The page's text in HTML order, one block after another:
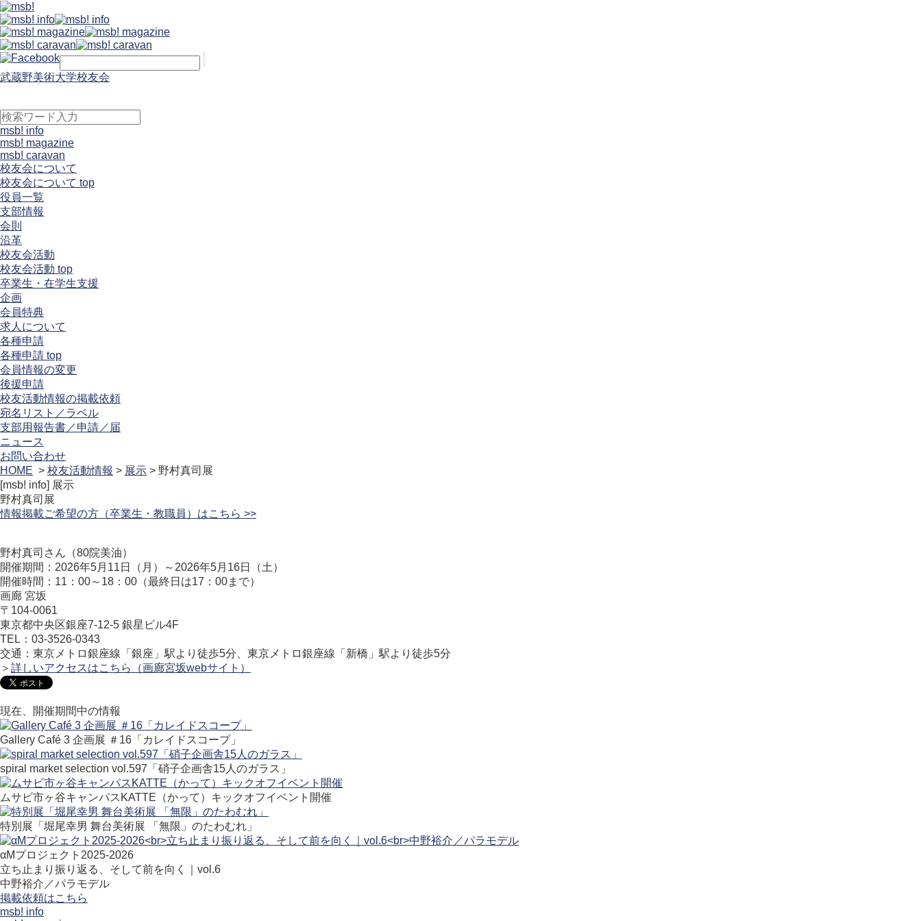
武蔵野美術大学校友会
msb! info
msb! magazine
msb! caravan
校友会について
校友会について top
役員一覧
支部情報
会則
沿革
校友会活動
校友会活動 top
卒業生・在学生支援
企画
会員特典
求人について
各種申請
各種申請 top
会員情報の変更
後援申請
校友活動情報の掲載依頼
宛名リスト／ラベル
支部用報告書／申請／届
ニュース
お問い合わせ
HOME > 校友活動情報 > 展示 > 野村真司展
[msb! info] 展示
野村真司展
情報掲載ご希望の方（卒業生・教職員）はこちら >>
野村真司さん（80院美油）
開催期間：2026年5月11日（月）～2026年5月16日（土）
開催時間：11：00～18：00（最終日は17：00まで）
画廊 宮坂
〒104-0061
東京都中央区銀座7-12-5 銀星ビル4F
TEL：03-3526-0343
交通：東京メトロ銀座線「銀座」駅より徒歩5分、東京メトロ銀座線「新橋」駅より徒歩5分
＞ 詳しいアクセスはこちら（画廊宮坂webサイト）
現在、開催期間中の情報
Gallery Café 3 企画展 ＃16「カレイドスコープ」
spiral market selection vol.597「硝子企画舎15人のガラス」
ムサビ市ヶ谷キャンパスKATTE（かって）キックオフイベント開催
特別展「堀尾幸男 舞台美術展 「無限」のたわむれ」
αMプロジェクト2025-2026
立ち止まり振り返る、そして前を向く｜vol.6
中野裕介／パラモデル
掲載依頼はこちら
msb! info